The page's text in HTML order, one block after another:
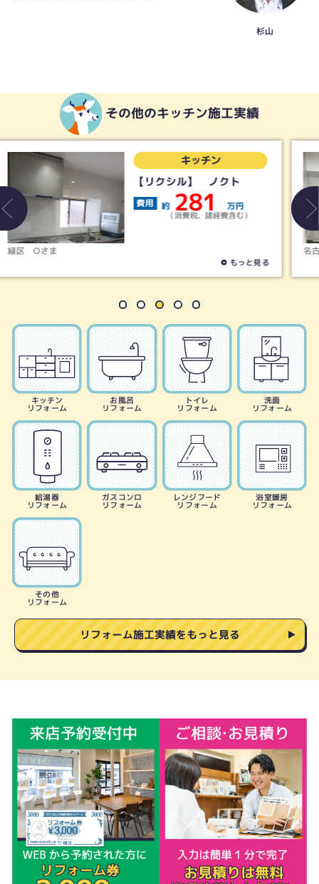
杉山
その他のキッチン施工実績
名古屋市天白区
キッチン
【タカラ】リフィット
費用 約 145
（消費税、諸経費含む）
もっと見る
キッチン
リフォーム
お風呂
リフォーム
トイレ
リフォーム
洗面
リフォーム
給湯器
リフォーム
ガスコンロ
リフォーム
レンジフード
リフォーム
浴室暖房
リフォーム
その他
リフォーム
リフォーム施工実績をもっと見る